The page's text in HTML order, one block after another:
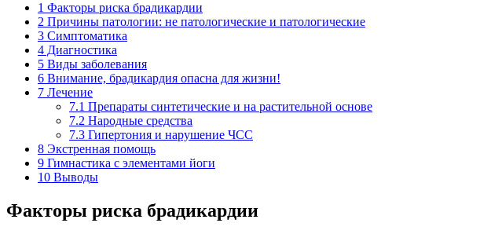
1 Факторы риска брадикардии
2 Причины патологии: не патологические и патологические
3 Симптоматика
4 Диагностика
5 Виды заболевания
6 Внимание, брадикардия опасна для жизни!
7 Лечение
7.1 Препараты синтетические и на растительной основе
7.2 Народные средства
7.3 Гипертония и нарушение ЧСС
8 Экстренная помощь
9 Гимнастика с элементами йоги
10 Выводы
Факторы риска брадикардии